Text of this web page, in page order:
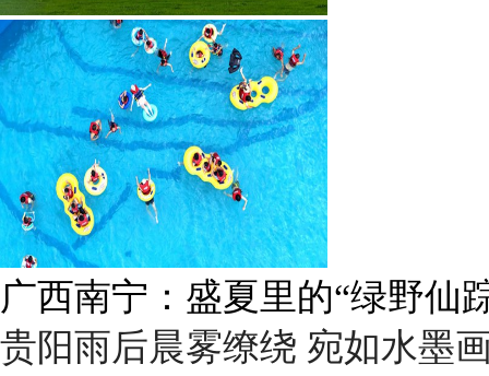
广西南宁：盛夏里的“绿野仙
贵阳雨后晨雾缭绕 宛如水墨